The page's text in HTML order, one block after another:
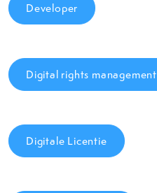
Developer
Digital rights management
Digitale Licentie